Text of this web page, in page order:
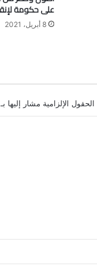
على حكومة
8 أبريل، 2021
الحقول الإلزامية مشار إليها بـ